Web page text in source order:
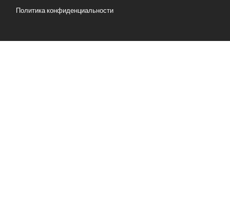
Политика конфиденциальности